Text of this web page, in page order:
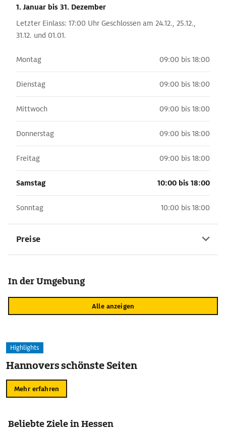
1. Januar bis 31. Dezember
Letzter Einlass: 17:00 Uhr Geschlossen am 24.12., 25.12.,
31.12. und 01.01.
Montag 09:00 bis 18:00
Dienstag 09:00 bis 18:00
Mittwoch 09:00 bis 18:00
Donnerstag 09:00 bis 18:00
Freitag 09:00 bis 18:00
Samstag 10:00 bis 18:00
Sonntag 10:00 bis 18:00
Preise
In der Umgebung
Alle anzeigen
Highlights
Hannovers schönste Seiten
Mehr erfahren
Beliebte Ziele in Hessen